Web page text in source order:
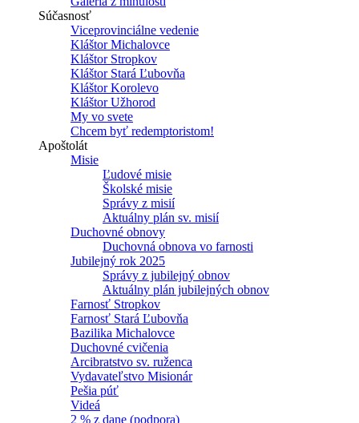
Súčasnosť
Viceprovinciálne vedenie
Kláštor Michalovce
Kláštor Stropkov
Kláštor Stará Ľubovňa
Kláštor Korolevo
Kláštor Užhorod
My vo svete
Chcem byť redemptoristom!
Apoštolát
Misie
Ľudové misie
Školské misie
Správy z misií
Aktuálny plán sv. misií
Duchovné obnovy
Duchovná obnova vo farnosti
Jubilejný rok 2025
Správy z jubilejný obnov
Aktuálny plán jubilejných obnov
Farnosť Stropkov
Farnosť Stará Ľubovňa
Bazilika Michalovce
Duchovné cvičenia
Arcibratstvo sv. ruženca
Vydavateľstvo Misionár
Pešia púť
Videá
2 % z dane (podpora)